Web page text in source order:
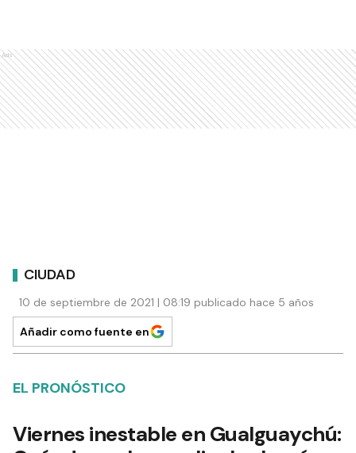
Ads
CIUDAD
10 de septiembre de 2021 | 08:19 publicado hace 5 años
Añadir como fuente en
EL PRONÓSTICO
Viernes inestable en Gualguaychú: